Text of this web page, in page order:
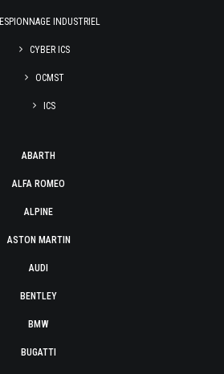
ESPIONNAGE INDUSTRIEL
CYBER ICS
OCMST
ICS
ABARTH
ALFA ROMEO
ALPINE
ASTON MARTIN
AUDI
BENTLEY
BMW
BUGATTI